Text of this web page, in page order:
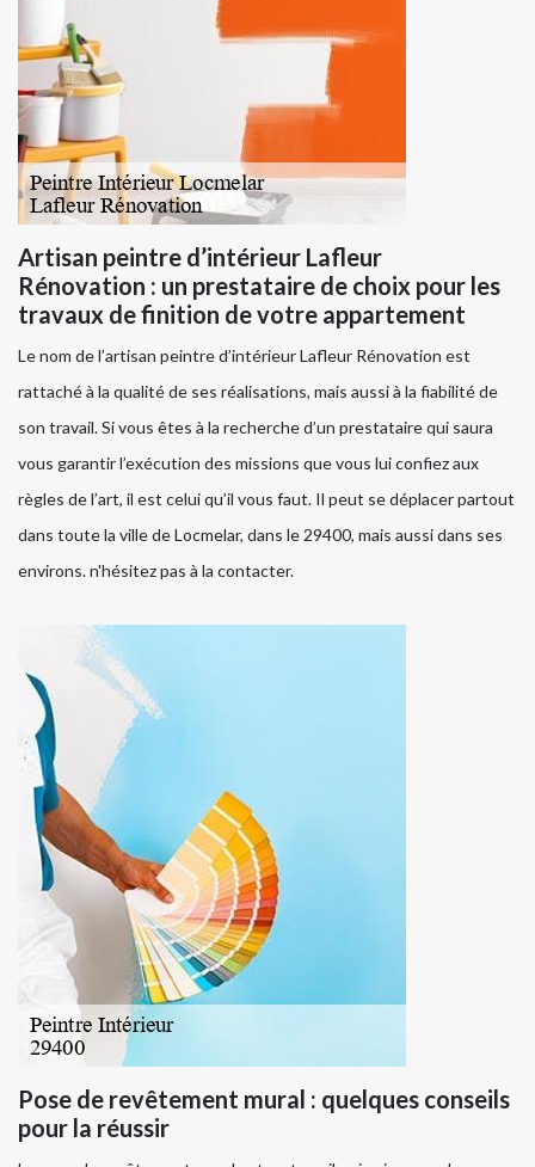
Artisan peintre d’intérieur Lafleur
Rénovation : un prestataire de choix pour les
travaux de finition de votre appartement
Le nom de l’artisan peintre d’intérieur Lafleur Rénovation est
rattaché à la qualité de ses réalisations, mais aussi à la fiabilité de
son travail. Si vous êtes à la recherche d’un prestataire qui saura
vous garantir l’exécution des missions que vous lui confiez aux
règles de l’art, il est celui qu’il vous faut. Il peut se déplacer partout
dans toute la ville de Locmelar, dans le 29400, mais aussi dans ses
environs. n'hésitez pas à la contacter.
Pose de revêtement mural : quelques conseils
pour la réussir